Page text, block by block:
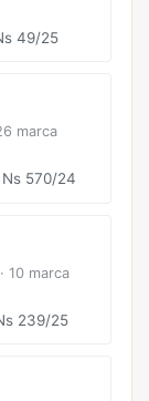
49/25
marca
570/24
10 marca
239/25